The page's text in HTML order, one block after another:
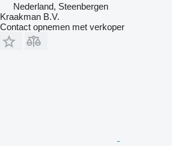
Nederland, Steenbergen
Kraakman B.V.
Contact opnemen met verkoper